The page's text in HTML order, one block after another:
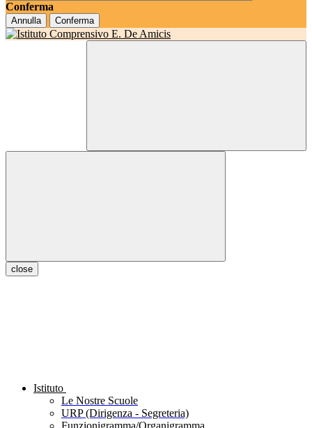
Conferma
Annulla Conferma
close
Istituto
Le Nostre Scuole
URP (Dirigenza - Segreteria)